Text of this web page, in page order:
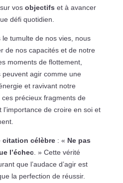
vos objectifs et à avancer
défi quotidien.
tumulte de nos vies, nous
de nos capacités et de notre
moments de flottement,
agir comme une
et ravivant notre
précieux fragments de
de croire en soi et
citation célèbre: « Ne pas
l’échec. » Cette vérité
que l’audace d’agir est
la perfection de réussir.